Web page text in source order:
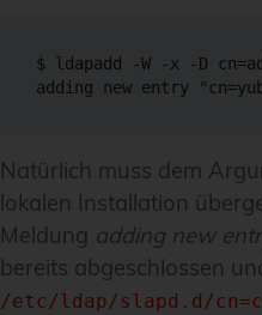
$ ldapadd -W -x -D
adding new entry
Natürlich muss dem
lokalen Installation
Meldung adding new
bereits abgeschlossen
/etc/ldap/slapd.d/